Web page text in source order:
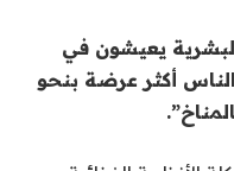
يعيشون في
أكثر عرضة بنحو